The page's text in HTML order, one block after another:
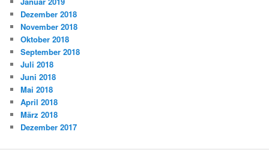
Dezember 2018
November 2018
Oktober 2018
September 2018
Juli 2018
Juni 2018
Mai 2018
April 2018
März 2018
Dezember 2017